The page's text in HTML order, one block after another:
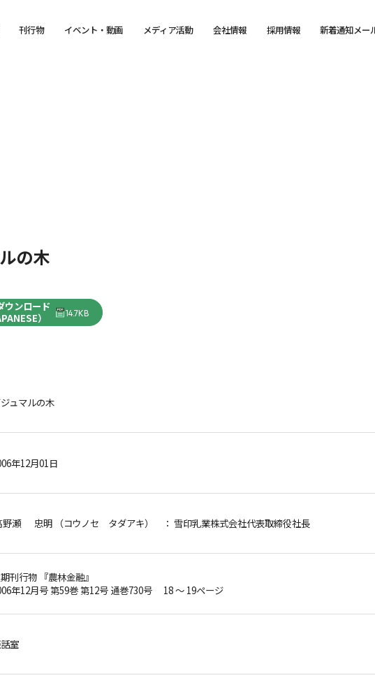
刊行物 イベント・動画 メディア活動 会社情報 採用情報 新着通知メー
の木
ウンロード
）
14.7KB
ュマルの木
年12月01日
野瀬 忠明 （コウノセ タダアキ） ： 雪印乳業株式会社代表取締役社長
刊行物 『農林金融』
年12月号 第59巻 第12号 通巻730号 18 ～ 19ページ
室